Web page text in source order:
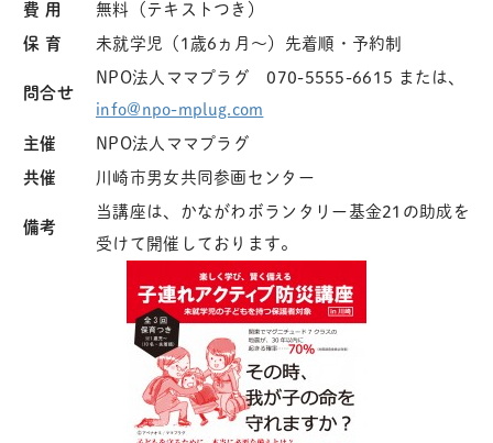
費 用 無料（テキストつき）
保 育 未就学児（1歳6ヵ月〜）先着順・予約制
問合せ
NPO法人ママプラグ 070-5555-6615 または、
info@npo-mplug.com
主催 NPO法人ママプラグ
共催 川崎市男女共同参画センター
備考
当講座は、かながわボランタリー基金21の助成を
受けて開催しております。